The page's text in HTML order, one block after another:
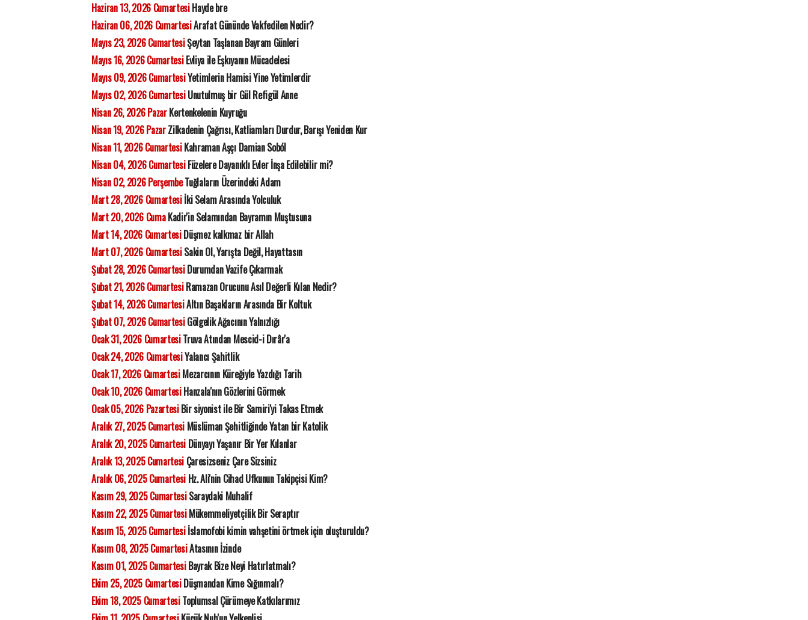
Haziran 13, 2026 CumartesiHayde bre
Haziran 06, 2026 CumartesiArafat Gününde Vakfedilen Nedir?
Mayıs 23, 2026 CumartesiŞeytan Taşlanan Bayram Günleri
Mayıs 16, 2026 CumartesiEvliya ile Eşkıyanın Mücadelesi
Mayıs 09, 2026 CumartesiYetimlerin Hamisi Yine Yetimlerdir
Mayıs 02, 2026 CumartesiUnutulmuş bir Gül Refigül Anne
Nisan 26, 2026 PazarKertenkelenin Kuyruğu
Nisan 19, 2026 PazarZilkadenin Çağrısı, Katliamları Durdur, Barışı Yeniden Kur
Nisan 11, 2026 CumartesiKahraman Aşçı Damian Soból
Nisan 04, 2026 CumartesiFüzelere Dayanıklı Evler İnşa Edilebilir mi?
Nisan 02, 2026 PerşembeTuğlaların Üzerindeki Adam
Mart 28, 2026 Cumartesiİki Selam Arasında Yolculuk
Mart 20, 2026 CumaKadir'in Selamından Bayramın Muştusuna
Mart 14, 2026 CumartesiDüşmez kalkmaz bir Allah
Mart 07, 2026 CumartesiSakin Ol, Yarışta Değil, Hayattasın
Şubat 28, 2026 CumartesiDurumdan Vazife Çıkarmak
Şubat 21, 2026 CumartesiRamazan Orucunu Asıl Değerli Kılan Nedir?
Şubat 14, 2026 CumartesiAltın Başakların Arasında Bir Koltuk
Şubat 07, 2026 CumartesiGölgelik Ağacının Yalnızlığı
Ocak 31, 2026 CumartesiTruva Atından Mescid-i Dırâr'a
Ocak 24, 2026 CumartesiYalancı Şahitlik
Ocak 17, 2026 CumartesiMezarcının Küreğiyle Yazdığı Tarih
Ocak 10, 2026 CumartesiHanzala'nın Gözlerini Görmek
Ocak 05, 2026 PazartesiBir siyonist ile Bir Samiri'yi Takas Etmek
Aralık 27, 2025 Cumartesi Müslüman Şehitliğinde Yatan bir Katolik
Aralık 20, 2025 Cumartesi Dünyayı Yaşanır Bir Yer Kılanlar
Aralık 13, 2025 Cumartesi Çaresizseniz Çare Sizsiniz
Aralık 06, 2025 Cumartesi Hz. Ali'nin Cihad Ufkunun Takipçisi Kim?
Kasım 29, 2025 CumartesiSaraydaki Muhalif
Kasım 22, 2025 CumartesiMükemmeliyetçilik Bir Seraptır
Kasım 15, 2025 Cumartesiİslamofobi kimin vahşetini örtmek için oluşturuldu?
Kasım 08, 2025 CumartesiAtasının İzinde
Kasım 01, 2025 CumartesiBayrak Bize Neyi Hatırlatmalı?
Ekim 25, 2025 CumartesiDüşmandan Kime Sığınmalı?
Ekim 18, 2025 CumartesiToplumsal Çürümeye Katkılarımız